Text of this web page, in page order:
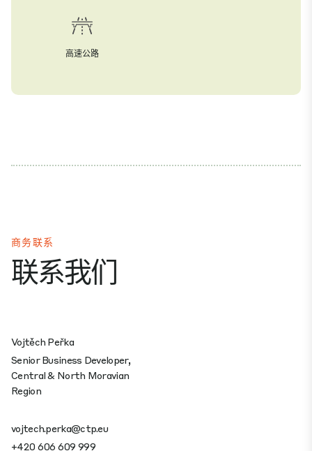
高速公路
商务联系
联系我们
Vojtěch Peřka
Senior Business Developer,
Central & North Moravian
Region
vojtech.perka@ctp.eu
+420 606 609 999